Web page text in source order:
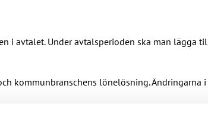
i avtalet. Under avtalsperioden ska man lägga
kommunbranschens lönelösning.